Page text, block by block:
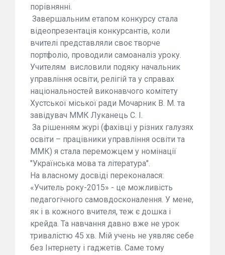
порівнянні.
Завершальним етапом конкурсу стала
відеопрезентація конкурсантів, коли
вчителі представляли своє творче
портфоліо, проводили самоаналіз уроку.
Учителям висловили подяку начальник
управління освіти, релігій та у справах
національностей виконавчого комітету
Хустської міської ради Мочарник В. М. та
завідувач ММК Луканець С. І.
За рішенням журі (фахівці у різних галузях
освіти – працівники управління освіти та
ММК) я стала переможцем у номінації
"Українська мова та література".
На власному досвіді переконалася:
«Учитель року-2015» - це можливість
педагогічного самовдосконалення. У мене,
як і в кожного вчителя, теж є дошка і
крейда. Та навчання давно вже не урок
тривалістю 45 хв. Мій учень не уявляє себе
без Інтернету і гаджетів. Саме тому